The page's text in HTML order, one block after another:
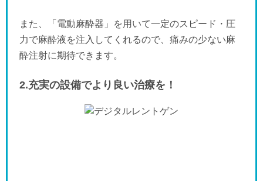
また、「電動麻酔器」を用いて一定のスピード・圧
力で麻酔液を注入してくれるので、痛みの少ない麻
酔注射に期待できます。
2.充実の設備でより良い治療を！